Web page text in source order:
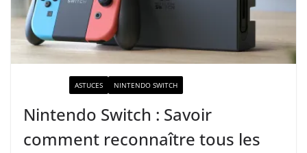
ASTUCES NINTENDO SWITCH
Nintendo Switch : Savoir
comment reconnaître tous les